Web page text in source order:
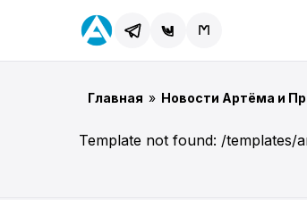
Главная » Новости Артёма и
Template not found: /templates/